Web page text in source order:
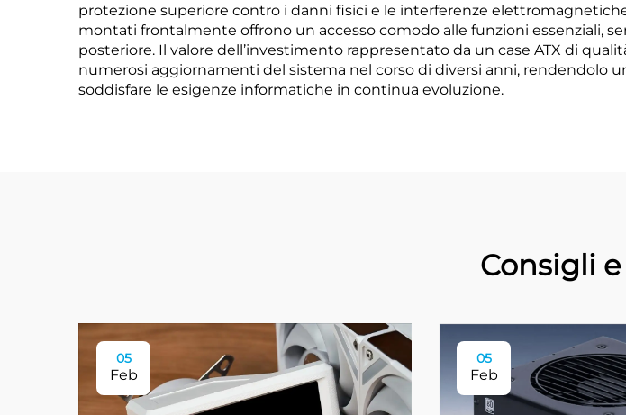
protezione superiore contro i danni fisici e le interferenze
montati frontalmente offrono un accesso comodo alle funzioni essenziali,
posteriore. Il valore dell’investimento rappresentato da un case ATX di
numerosi aggiornamenti del sistema nel corso di diversi anni, rendendolo
soddisfare le esigenze informatiche in continua evoluzione.
Consigli
05
Feb
05
Feb